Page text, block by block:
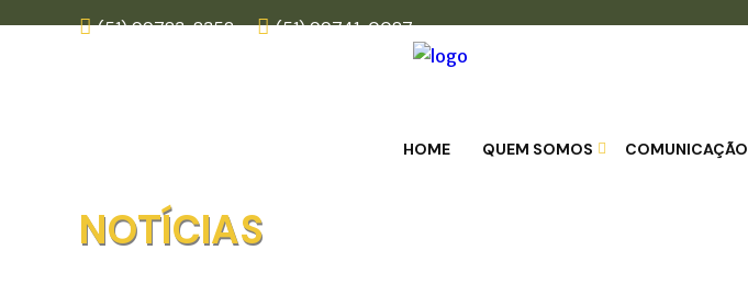
(51) 99783-8352 (51) 99741-0087
HOME QUEM SOMOS COMUNICAÇÃO
NOTÍCIAS